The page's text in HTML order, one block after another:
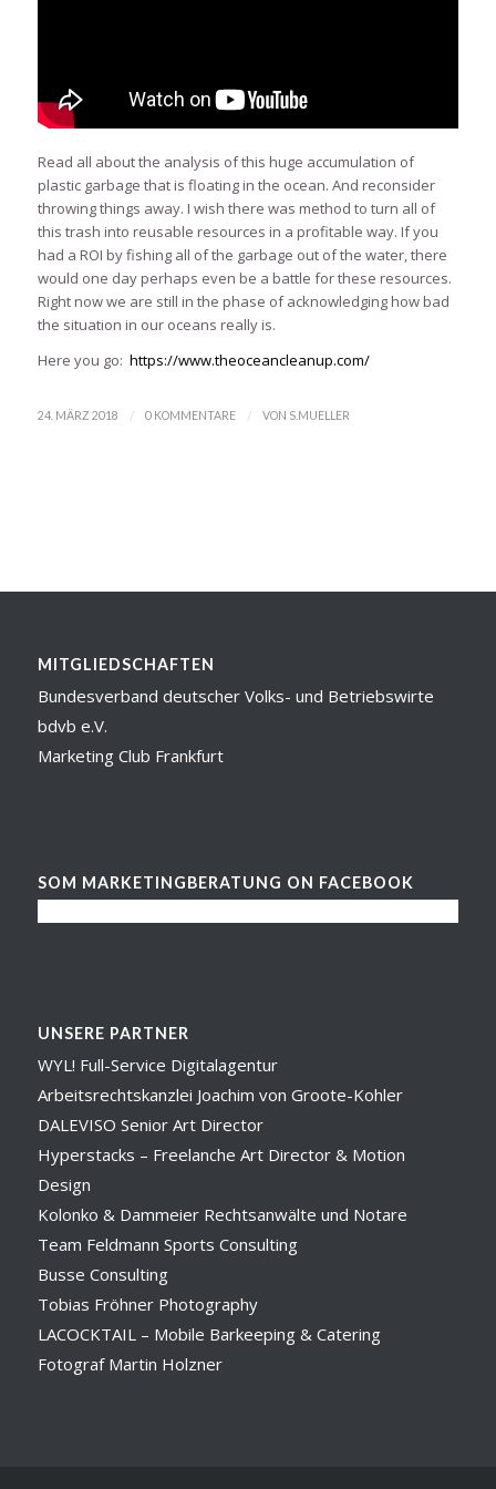
Read all about the analysis of this huge accumulation of
plastic garbage that is floating in the ocean. And reconsider
throwing things away. I wish there was method to turn all of
this trash into reusable resources in a profitable way. If you
had a ROI by fishing all of the garbage out of the water, there
would one day perhaps even be a battle for these resources.
Right now we are still in the phase of acknowledging how bad
the situation in our oceans really is.
Here you go: https://www.theoceancleanup.com/
24. MÄRZ 2018 / 0 KOMMENTARE / VON S.MUELLER
MITGLIEDSCHAFTEN
Bundesverband deutscher Volks- und Betriebswirte
bdvb e.V.
Marketing Club Frankfurt
SOM MARKETINGBERATUNG ON FACEBOOK
UNSERE PARTNER
WYL! Full-Service Digitalagentur
Arbeitsrechtskanzlei Joachim von Groote-Kohler
DALEVISO Senior Art Director
Hyperstacks – Freelanche Art Director & Motion
Design
Kolonko & Dammeier Rechtsanwälte und Notare
Team Feldmann Sports Consulting
Busse Consulting
Tobias Fröhner Photography
LACOCKTAIL – Mobile Barkeeping & Catering
Fotograf Martin Holzner